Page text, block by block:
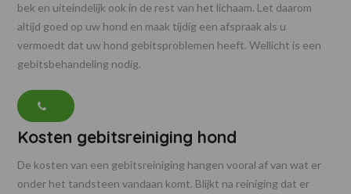
bek en uiteindelijk ook in de rest van het lichaam. Let daarom
altijd goed op uw hond en maak tijdig een afspraak als u
vermoedt dat uw hond gebitsproblemen heeft. Wellicht is een
gebitsbehandeling nodig.
Kosten gebitsreiniging hond
De kosten van een gebitsreiniging hangen vooral af van wat er
onder het tandsteen vandaan komt. Blijkt na reiniging dat er